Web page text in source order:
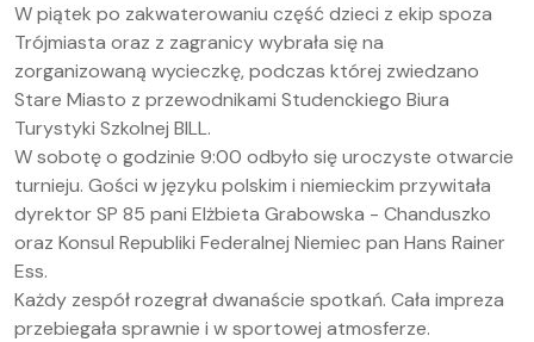
W piątek po zakwaterowaniu część dzieci z ekip spoza
Trójmiasta oraz z zagranicy wybrała się na
zorganizowaną wycieczkę, podczas której zwiedzano
Stare Miasto z przewodnikami Studenckiego Biura
Turystyki Szkolnej BILL.
W sobotę o godzinie 9:00 odbyło się uroczyste otwarcie
turnieju. Gości w języku polskim i niemieckim przywitała
dyrektor SP 85 pani Elżbieta Grabowska - Chanduszko
oraz Konsul Republiki Federalnej Niemiec pan Hans Rainer
Ess.
Każdy zespół rozegrał dwanaście spotkań. Cała impreza
przebiegała sprawnie i w sportowej atmosferze.